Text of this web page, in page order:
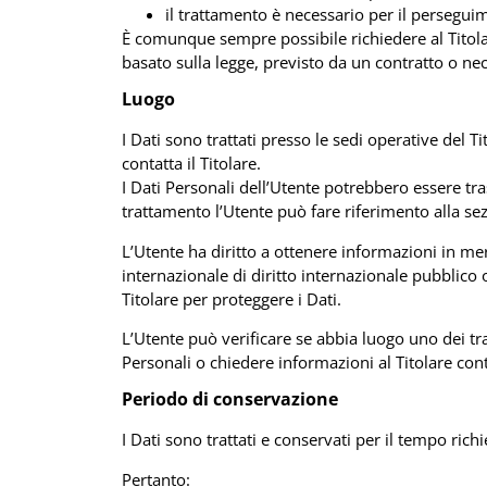
il trattamento è necessario per il
È comunque sempre possibile richiedere al
basato sulla legge, previsto da un contratto o
Luogo
I Dati sono trattati presso le sedi operative del
contatta il Titolare.
I Dati Personali dell’Utente potrebbero essere
trattamento l’Utente può fare riferimento alla
L’Utente ha diritto a ottenere informazioni in
internazionale di diritto internazionale pubblico
Titolare per proteggere i Dati.
L’Utente può verificare se abbia luogo uno dei
Personali o chiedere informazioni al Titolare
Periodo di conservazione
I Dati sono trattati e conservati per il tempo
Pertanto: